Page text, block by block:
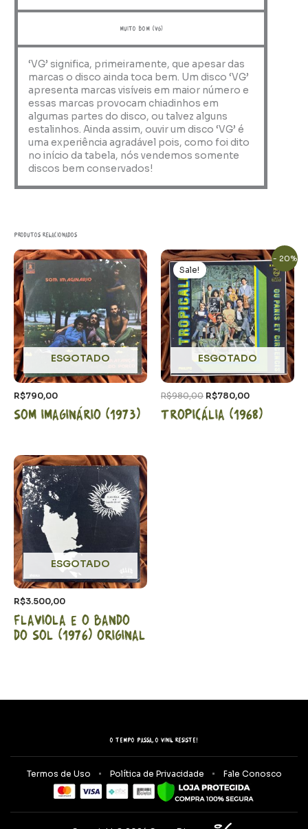
muito bom (VG)
‘VG’ significa, primeiramente, que apesar das
marcas o disco ainda toca bem. Um disco ‘VG’
apresenta marcas visíveis em maior número e
essas marcas provocam chiadinhos em
algumas partes do disco, ou talvez alguns
estalinhos. Ainda assim, ouvir um disco ‘VG’ é
uma experiência agradável pois, como foi dito
no início da tabela, nós vendemos somente
discos bem conservados!
Produtos relacionados
ESGOTADO
R$790,00
Som Imaginário (1973)
- 20%
ESGOTADO
Sale!
R$980,00
O
preço
original
era:
R$980,00.
R$780,00
O
preço
atual
é:
R$780,00.
Tropicália (1968)
ESGOTADO
R$3.500,00
Flaviola e o bando
do sol (1976) Original
O tempo passa, o vinil resiste!
Termos de Uso Política de Privacidade Fale Conosco